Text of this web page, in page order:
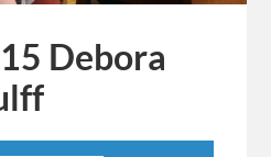
Debora